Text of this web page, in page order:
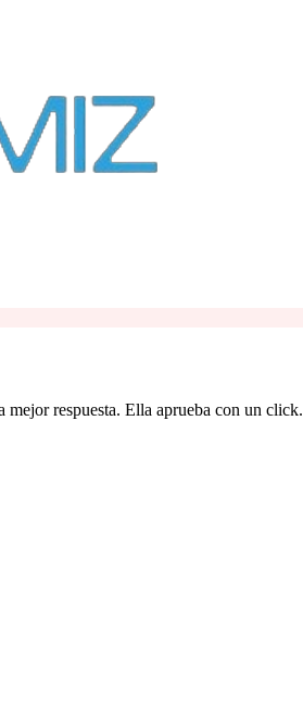
respuesta. Ella aprueba con un click.